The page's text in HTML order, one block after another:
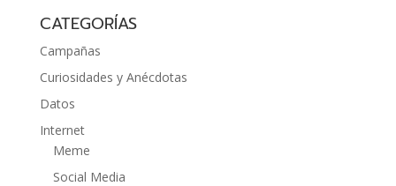
CATEGORÍAS
Campañas
Curiosidades y Anécdotas
Datos
Internet
Meme
Social Media